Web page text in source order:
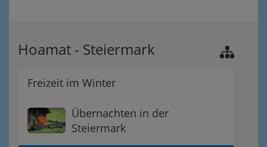
Hoamat - Steiermark
Freizeit im Winter
Übernachten in der
Steiermark